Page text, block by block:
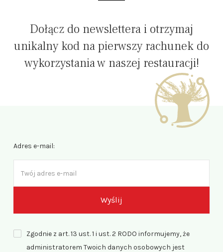
Dołącz do newslettera i otrzymaj
unikalny kod na pierwszy rachunek do
wykorzystania w naszej restauracji!
Adres e-mail:
Zgodnie z art. 13 ust. 1 i ust. 2 RODO informujemy, że
administratorem Twoich danych osobowych jest